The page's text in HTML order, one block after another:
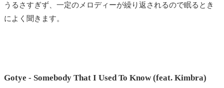
うるさすぎず、一定のメロディーが繰り返されるので眠るとき
によく聞きます。
Gotye - Somebody That I Used To Know (feat. Kimbra)